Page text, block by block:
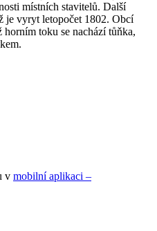
místních stavitelů. Další
je vyryt letopočet 1802. Obcí
toku se nachází tůňka,
v mobilní aplikaci –